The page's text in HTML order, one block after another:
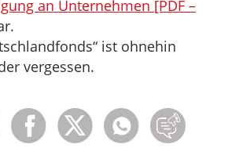
an Unternehmen [PDF –
ist ohnehin
vergessen.